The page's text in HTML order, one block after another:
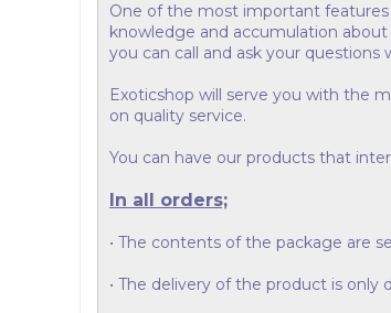
One of the most important
knowledge and accumulation
you can call and ask your questions
Exoticshop will serve you with the
on quality service.
You can have our products that
In all orders;
• The contents of the package are
• The delivery of the product is